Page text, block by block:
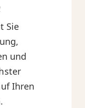
Sie
und
Ihren